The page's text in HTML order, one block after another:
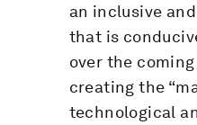
an inclusive
that is
over the
creating the
technological